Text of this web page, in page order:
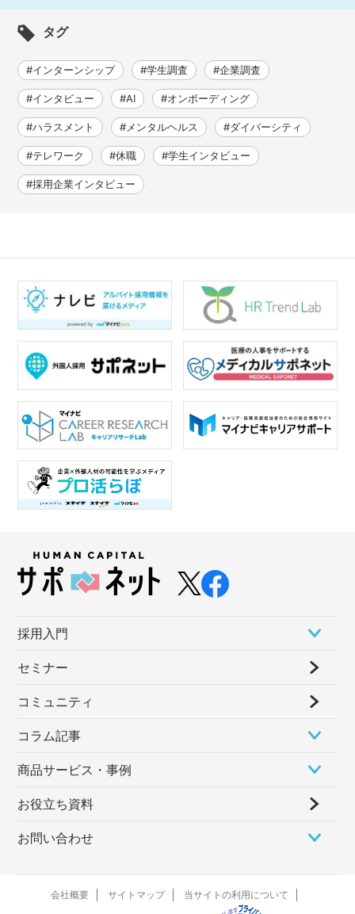
タグ
#インターンシップ #学生調査 #企業調査
#インタビュー #AI #オンボーディング
#ハラスメント #メンタルヘルス #ダイバーシティ
#テレワーク #休職 #学生インタビュー
#採用企業インタビュー
採⽤⼊⾨
セミナー
コミュニティ
コラム記事
商品サービス・事例
お役立ち資料
お問い合わせ
会社概要 サイトマップ 当サイトの利用について